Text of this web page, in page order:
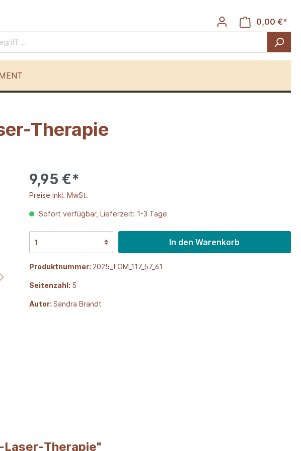
0,00 €*
Therapien
Therapie
9,95 €*
Preise inkl. MwSt.
Sofort verfügbar, Lieferzeit: 1-3 Tage
In den Warenkorb
Produktnummer: 2025_TOM_117_57_61
Seitenzahl: 5
Autor: Sandra Brandt
Therapie"